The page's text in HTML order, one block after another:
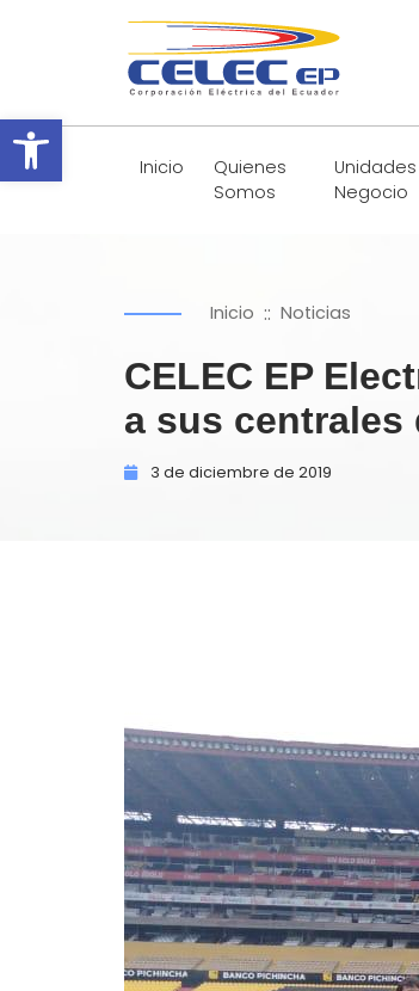
Abrir barra de
Inicio
Quienes
Somos
Negocio
Inicio :: Noticias
CELEC EP
a sus centrales
3 de diciembre de 2019